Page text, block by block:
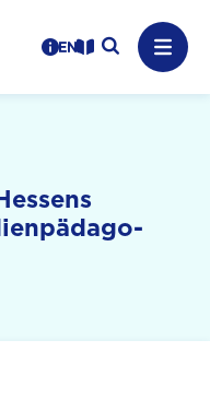
Claim: Medien,
Benutzerhinweise
informations in
Leichte Sprache
Suche